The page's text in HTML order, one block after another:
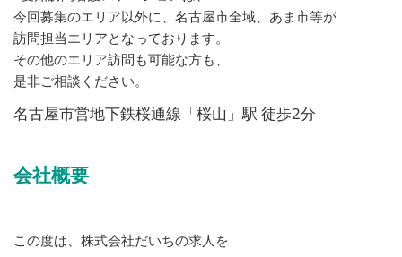
今回募集のエリア以外に、名古屋市全域、あま市等が
訪問担当エリアとなっております。
その他のエリア訪問も可能な方も、
是非ご相談ください。
名古屋市営地下鉄桜通線「桜山」駅 徒歩2分
会社概要
この度は、株式会社だいちの求人を